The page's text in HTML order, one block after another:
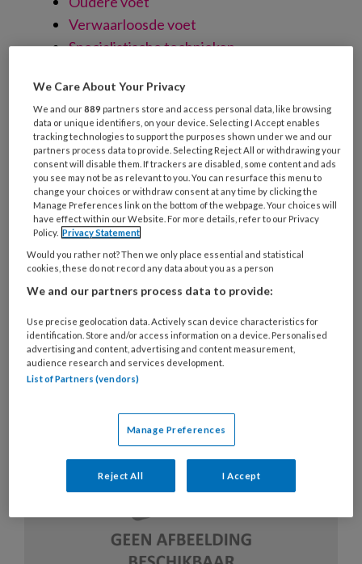
Verwaarloosde voet
Specialistische technieken
Nagelregulatie
Orthese
Vilttechniek
Zolen
Richtlijnen
Artikelen over dit thema
31 AUGUSTUS 2020 ACHTERGROND
MEDISCHE
VOETZORG
We Care About Your Privacy
We and our889 partners store and access personal data, like browsing
data or unique identifiers, on your device. Selecting I Accept enables
tracking technologies to support the purposes shown under we and our
partners process data to provide. Selecting Reject All or withdrawing your
consent will disable them. If trackers are disabled, some content and ads
you see may not be as relevant to you. You can resurface this menu to
change your choices or withdraw consent at any time by clicking the
Manage Preferences link on the bottom of the webpage. Your choices will
have effect within our Website. For more details, refer to our Privacy
Policy. Privacy Statement
Would you rather not? Then we only place essential and statistical
cookies, these do not record any data about you as a person
We and our partners process data to provide:
Use precise geolocation data. Actively scan device characteristics for
identification. Store and/or access information on a device. Personalised
advertising and content, advertising and content measurement,
audience research and services development.
List of Partners (vendors)
Manage Preferences
Reject All I Accept